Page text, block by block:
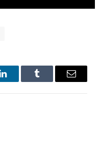
LinkedInTumblr Email